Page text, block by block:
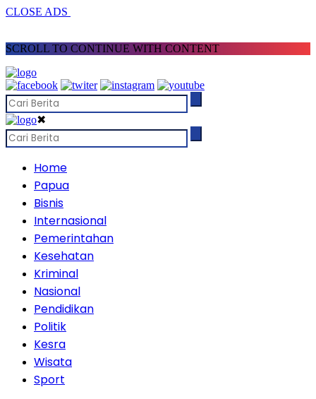
CLOSE ADS
SCROLL TO CONTINUE WITH CONTENT
✖
Home
Papua
Bisnis
Internasional
Pemerintahan
Kesehatan
Kriminal
Nasional
Pendidikan
Politik
Kesra
Wisata
Sport